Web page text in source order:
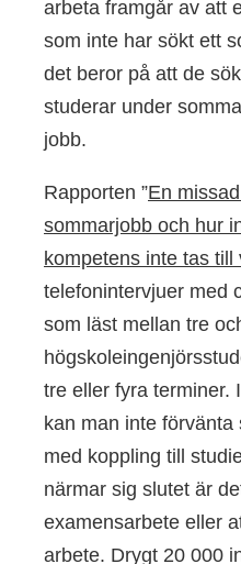
arbeta framgår av att
som inte har sökt ett
det beror på att de
studerar under
jobb.
Rapporten ”En
sommarjobb och hur
kompetens inte tas till
telefonintervjuer med
som läst mellan tre
tre eller fyra terminer.
kan man inte
med koppling till
närmar sig slutet är
examensarbete eller
arbete. Drygt 20 000